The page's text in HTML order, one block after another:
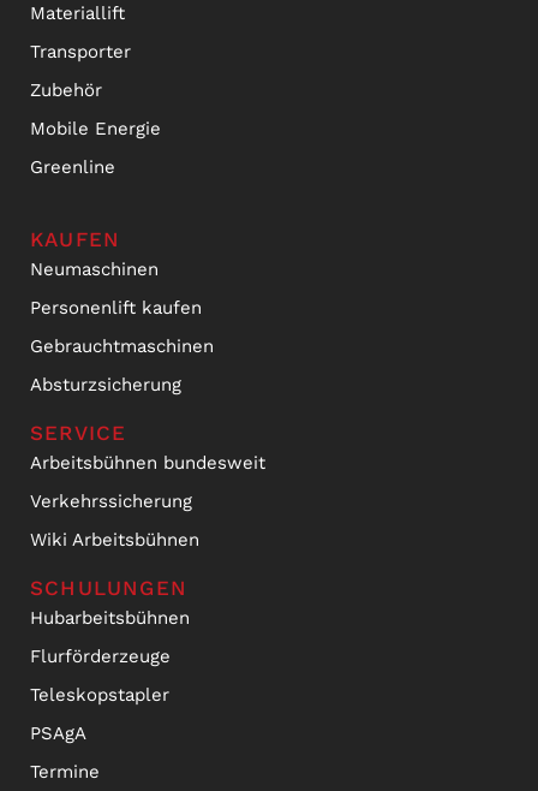
Materiallift
Transporter
Zubehör
Mobile Energie
Greenline
KAUFEN
Neumaschinen
Personenlift kaufen
Gebrauchtmaschinen
Absturzsicherung
SERVICE
Arbeitsbühnen bundesweit
Verkehrssicherung
Wiki Arbeitsbühnen
SCHULUNGEN
Hubarbeitsbühnen
Flurförderzeuge
Teleskopstapler
PSAgA
Termine